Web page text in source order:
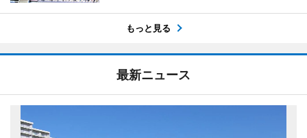
もっと見る
最新ニュース